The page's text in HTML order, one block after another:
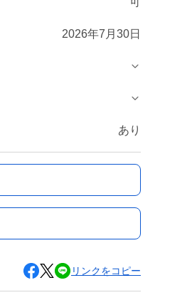
2026年7月30日
あり
リンクをコピー